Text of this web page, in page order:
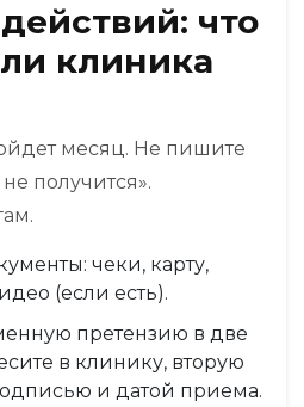
что
клиника
месяц. Не пишите
получится».
чеки, карту,
(если есть).
претензию в две
в клинику, вторую
и датой приема.